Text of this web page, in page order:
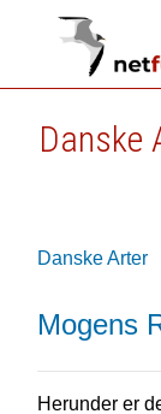
Danske
Danske Arter
Mogens
Herunder er